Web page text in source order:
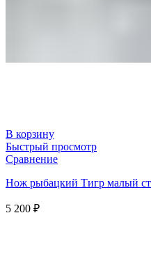
В корзину
Быстрый просмотр
Сравнение
Нож рыбацкий Тигр малый
5 200 ₽